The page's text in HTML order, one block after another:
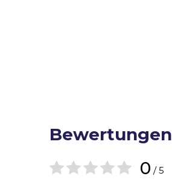
Bewertungen
0 / 5